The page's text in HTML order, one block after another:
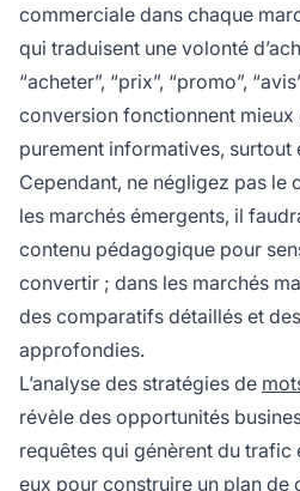
commerciale dans chaque
qui traduisent une volonté
“acheter”, “prix”, “promo”,
conversion fonctionnent mieux
purement informatives, surtout
Cependant, ne négligez pas le
les marchés émergents, il
contenu pédagogique pour
convertir ; dans les marchés
des comparatifs détaillés et
approfondies.
L’analyse des stratégies de
révèle des opportunités
requêtes qui génèrent du trafic
eux pour construire un plan de